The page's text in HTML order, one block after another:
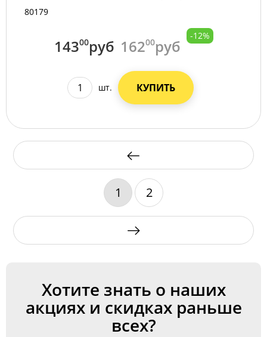
80179
14300руб 16200руб
-12%
шт. КУПИТЬ
1 2
Хотите знать о наших
акциях и скидках раньше
всех?